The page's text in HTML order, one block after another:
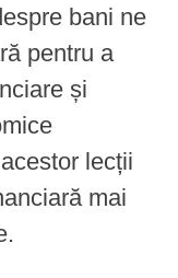
bani ne
pentru a
și
lecții
mai